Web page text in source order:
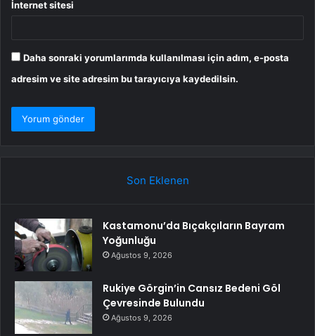
İnternet sitesi
Daha sonraki yorumlarımda kullanılması için adım, e-posta
adresim ve site adresim bu tarayıcıya kaydedilsin.
Son Eklenen
Kastamonu’da Bıçakçıların Bayram
Yoğunluğu
Ağustos 9, 2026
Rukiye Görgin’in Cansız Bedeni Göl
Çevresinde Bulundu
Ağustos 9, 2026